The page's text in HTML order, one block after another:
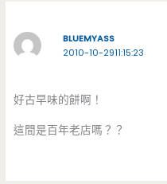
BLUEMYASS
2010-10-2911:15:23
好古早味的餅啊！
這間是百年老店嗎？？